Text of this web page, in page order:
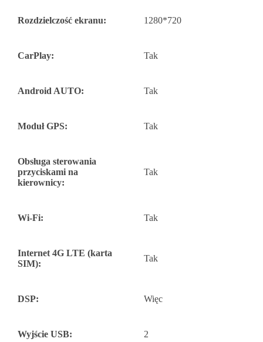
Rozdzielczość ekranu: 1280*720
CarPlay: Tak
Android AUTO: Tak
Moduł GPS: Tak
Obsługa sterowania
przyciskami na
kierownicy:
Tak
Wi-Fi: Tak
Internet 4G LTE (karta
SIM):
Tak
DSP: Więc
Wyjście USB: 2